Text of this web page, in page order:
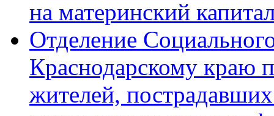
на материнский
Отделение
Краснодарскому краю
жителей,